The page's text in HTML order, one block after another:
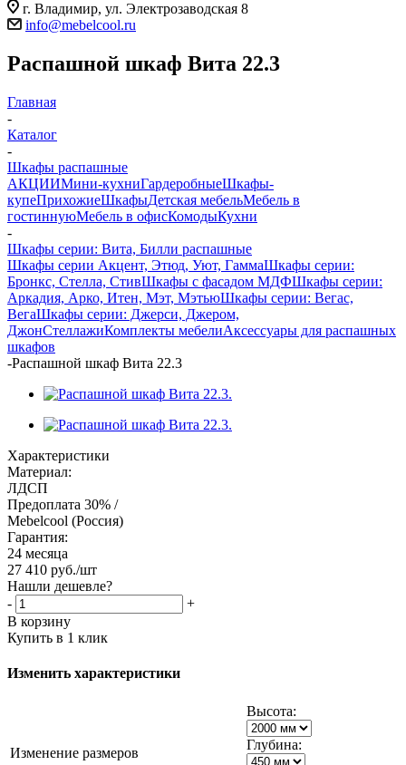
г. Владимир, ул. Электрозаводская 8
info@mebelcool.ru
Распашной шкаф Вита 22.3
Главная
-
Каталог
-
Шкафы распашные
АКЦИИМини-кухниГардеробныеШкафы-
купеПрихожиеШкафыДетская мебельМебель в
гостиннуюМебель в офисКомодыКухни
-
Шкафы серии: Вита, Билли распашные
Шкафы серии Акцент, Этюд, Уют, ГаммаШкафы серии:
Бронкс, Стелла, СтивШкафы с фасадом МДФШкафы серии:
Аркадия, Арко, Итен, Мэт, МэтьюШкафы серии: Вегас,
ВегаШкафы серии: Джерси, Джером,
ДжонСтеллажиКомплекты мебелиАксессуары для распашных
шкафов
-Распашной шкаф Вита 22.3
Характеристики
Материал:
ЛДСП
Предоплата 30% /
Mebelcool (Россия)
Гарантия:
24 месяца
27 410 руб./шт
Нашли дешевле?
-
+
В корзину
Купить в 1 клик
Изменить характеристики
Изменение размеров
Высота:
Глубина: